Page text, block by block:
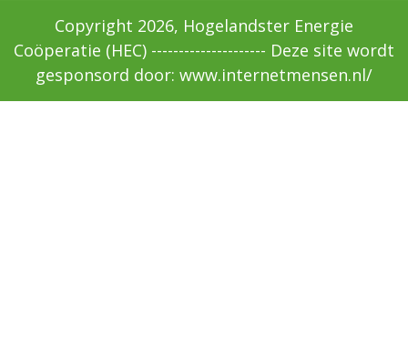
Copyright 2026, Hogelandster Energie
Coöperatie (HEC) --------------------- Deze site wordt
gesponsord door: www.internetmensen.nl/